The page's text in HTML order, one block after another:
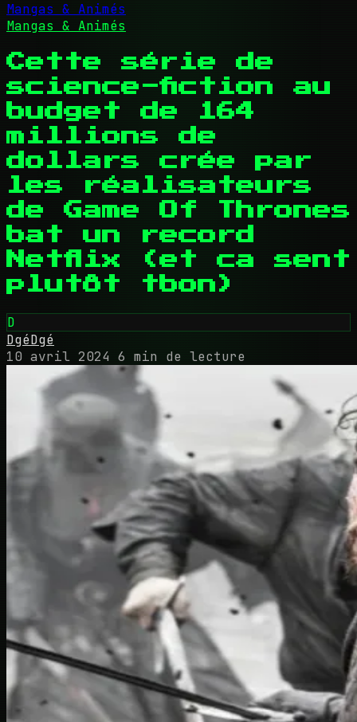
Mangas & Animés
Mangas & Animés
Cette série de
science-fiction au
budget de 164
millions de
dollars crée par
les réalisateurs
de Game Of Thrones
bat un record
Netflix (et ca sent
plutôt tbon)
D
DgéDgé
10 avril 2024 6 min de lecture